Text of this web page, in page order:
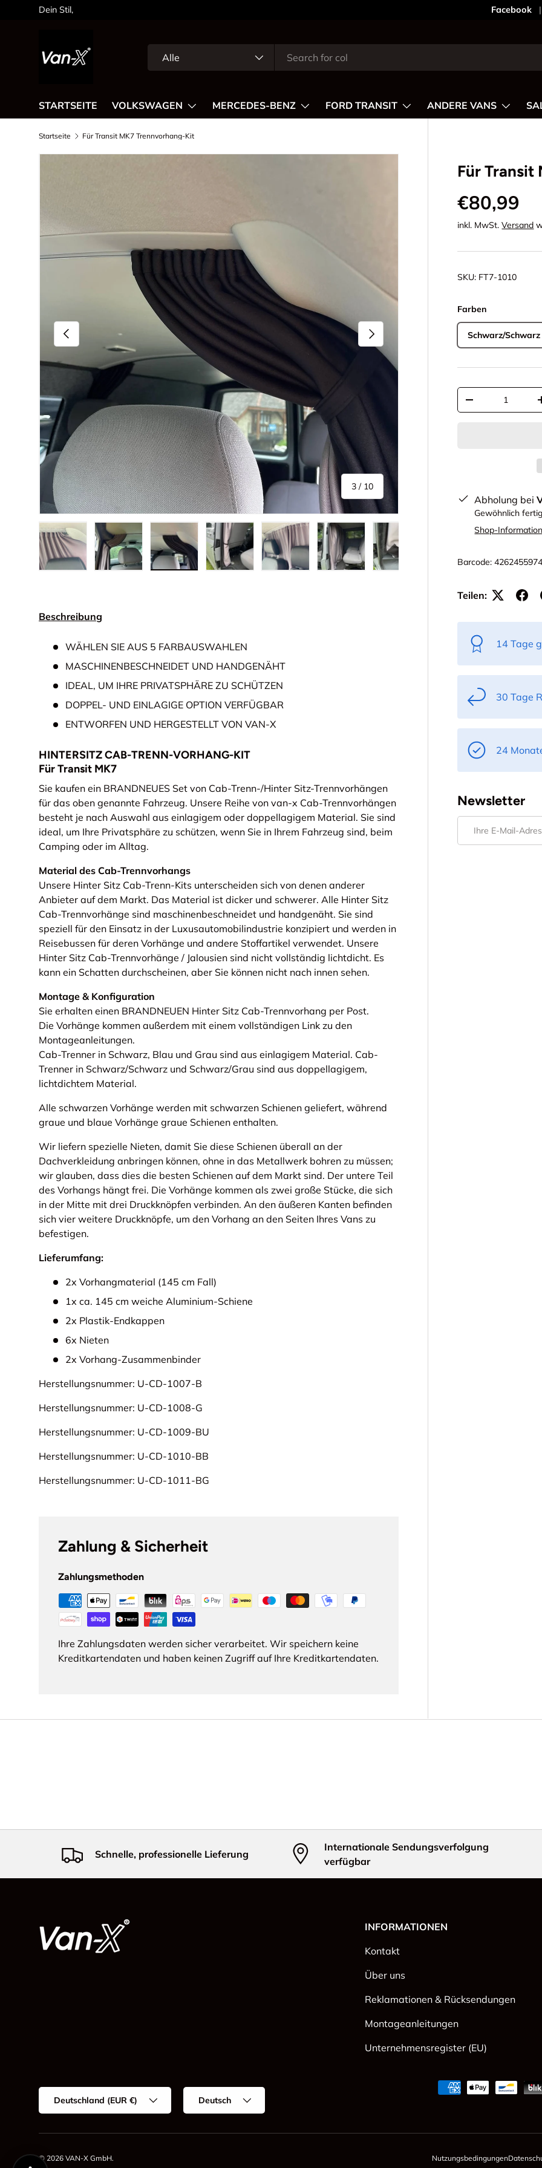
Dein Stil, Dein Shop
Facebook
Alle
STARTSEITE VOLKSWAGEN MERCEDES-BENZ FORD TRANSIT ANDERE VANS
Startseite Für Transit MK7 Trennvorhang-Kit
Vorherige
3 / von
10
Nächste
Für Transit
€80,99
inkl. MwSt.Versand
SKU: FT7-1010
Farben
Schwarz/Schwarz
Anzahl
+
Abholung bei
Gewöhnlich
Shop-
Barcode:
Teilen:
14 Tage
30 Tage
24
Newsletter
Beschreibung
WÄHLEN SIE AUS 5 FARBAUSWAHLEN
MASCHINENBESCHNEIDET UND HANDGENÄHT
IDEAL, UM IHRE PRIVATSPHÄRE ZU SCHÜTZEN
DOPPEL- UND EINLAGIGE OPTION VERFÜGBAR
ENTWORFEN UND HERGESTELLT VON VAN-X
HINTERSITZ CAB-TRENN-VORHANG-KIT
Für Transit MK7
Sie kaufen ein BRANDNEUES Set von Cab-Trenn-/Hinter Sitz-Trennvorhängen
für das oben genannte Fahrzeug. Unsere Reihe von van-x Cab-Trennvorhängen
besteht je nach Auswahl aus einlagigem oder doppellagigem Material. Sie sind
ideal, um Ihre Privatsphäre zu schützen, wenn Sie in Ihrem Fahrzeug sind, beim
Camping oder im Alltag.
Material des Cab-Trennvorhangs
Unsere Hinter Sitz Cab-Trenn-Kits unterscheiden sich von denen anderer
Anbieter auf dem Markt. Das Material ist dicker und schwerer. Alle Hinter Sitz
Cab-Trennvorhänge sind maschinenbeschneidet und handgenäht. Sie sind
speziell für den Einsatz in der Luxusautomobilindustrie konzipiert und werden in
Reisebussen für deren Vorhänge und andere Stoffartikel verwendet. Unsere
Hinter Sitz Cab-Trennvorhänge / Jalousien sind nicht vollständig lichtdicht. Es
kann ein Schatten durchscheinen, aber Sie können nicht nach innen sehen.
Montage & Konfiguration
Sie erhalten einen BRANDNEUEN Hinter Sitz Cab-Trennvorhang per Post.
Die Vorhänge kommen außerdem mit einem vollständigen Link zu den
Montageanleitungen.
Cab-Trenner in Schwarz, Blau und Grau sind aus einlagigem Material. Cab-
Trenner in Schwarz/Schwarz und Schwarz/Grau sind aus doppellagigem,
lichtdichtem Material.
Alle schwarzen Vorhänge werden mit schwarzen Schienen geliefert, während
graue und blaue Vorhänge graue Schienen enthalten.
Wir liefern spezielle Nieten, damit Sie diese Schienen überall an der
Dachverkleidung anbringen können, ohne in das Metallwerk bohren zu müssen;
wir glauben, dass dies die besten Schienen auf dem Markt sind. Der untere Teil
des Vorhangs hängt frei. Die Vorhänge kommen als zwei große Stücke, die sich
in der Mitte mit drei Druckknöpfen verbinden. An den äußeren Kanten befinden
sich vier weitere Druckknöpfe, um den Vorhang an den Seiten Ihres Vans zu
befestigen.
Lieferumfang:
2x Vorhangmaterial (145 cm Fall)
1x ca. 145 cm weiche Aluminium-Schiene
2x Plastik-Endkappen
6x Nieten
2x Vorhang-Zusammenbinder
Herstellungsnummer: U-CD-1007-B
Herstellungsnummer: U-CD-1008-G
Herstellungsnummer: U-CD-1009-BU
Herstellungsnummer: U-CD-1010-BB
Herstellungsnummer: U-CD-1011-BG
Zahlung & Sicherheit
Zahlungsmethoden
Ihre Zahlungsdaten werden sicher verarbeitet. Wir speichern keine
Kreditkartendaten und haben keinen Zugriff auf Ihre Kreditkartendaten.
Schnelle, professionelle Lieferung
Internationale Sendungsverfolgung
verfügbar
INFORMATIONEN
Kontakt
Über uns
Reklamationen & Rücksendungen
Montageanleitungen
Unternehmensregister (EU)
Zahlungsmethoden
Land/Region
Deutschland (EUR €)
Sprache
Deutsch
© 2026 VAN-X GmbH. Nutzungsbedingungen